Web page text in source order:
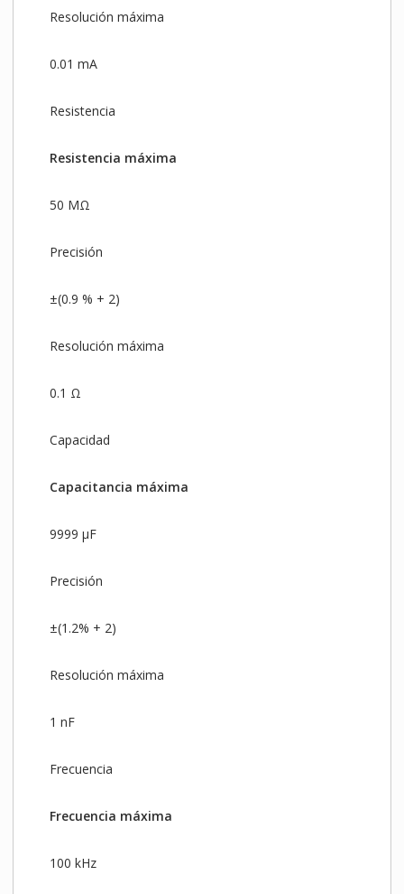
Resolución máxima
0.01 mA
Resistencia
Resistencia máxima
50 MΩ
Precisión
±(0.9 % + 2)
Resolución máxima
0.1 Ω
Capacidad
Capacitancia máxima
9999 µF
Precisión
±(1.2% + 2)
Resolución máxima
1 nF
Frecuencia
Frecuencia máxima
100 kHz